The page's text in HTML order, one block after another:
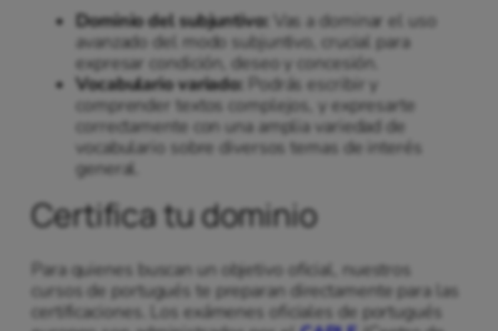
Dominio del subjuntivo: Vas a dominar el uso
avanzado del modo subjuntivo, crucial para
expresar condición, deseo y concesión.
Vocabulario variado: Podrás escribir y
comprender textos complejos, y expresarte
correctamente con una amplia variedad de
vocabulario sobre diversos temas de interés
general.
Certifica tu dominio
Para quienes buscan un objetivo oficial, nuestros
cursos de portugués te preparan directamente para las
certificaciones. Los exámenes oficiales de portugués